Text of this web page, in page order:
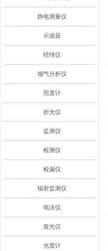
静电测量仪
示波器
经纬仪
烟气分析仪
照度计
折光仪
监测仪
检测仪
检漏仪
辐射监测仪
电泳仪
发光仪
光度计